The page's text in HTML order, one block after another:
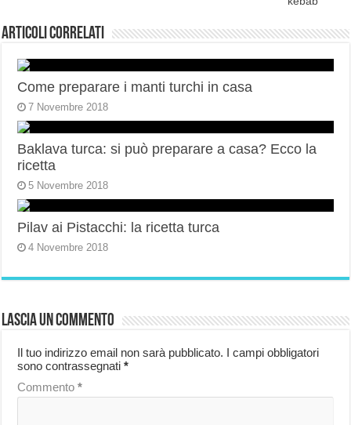
Articoli correlati
Come preparare i manti turchi in casa
7 Novembre 2018
Baklava turca: si può preparare a casa? Ecco la
ricetta
5 Novembre 2018
Pilav ai Pistacchi: la ricetta turca
4 Novembre 2018
Lascia un commento
Il tuo indirizzo email non sarà pubblicato. I campi obbligatori
sono contrassegnati*
Commento*